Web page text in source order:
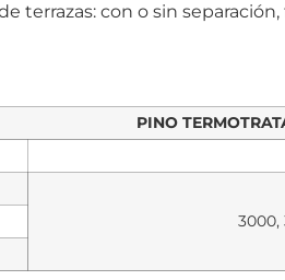
terrazas: con o sin separación,
PINO
3000,